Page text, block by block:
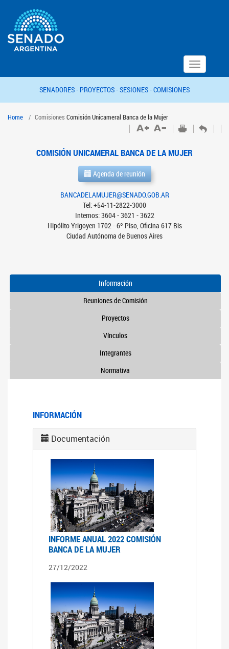
Toggle
navigation
SENADORES - PROYECTOS -SESIONES -COMISIONES
Home Comisiones Comisión Unicameral Banca de la Mujer
COMISIÓN UNICAMERAL BANCA DE LA MUJER
Agenda de reunión
BANCADELAMUJER@SENADO.GOB.AR
Tel: +54-11-2822-3000
Internos: 3604 - 3621 - 3622
Hipólito Yrigoyen 1702 - 6º Piso, Oficina 617 Bis
Ciudad Autónoma de Buenos Aires
Información
Reuniones de Comisión
Proyectos
Vínculos
Integrantes
Normativa
INFORMACIÓN
Documentación
INFORME ANUAL 2022 COMISIÓN
BANCA DE LA MUJER
27/12/2022